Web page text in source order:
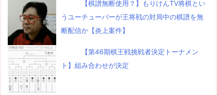
【棋譜無断使用？】もりけんTV将棋とい
うユーチューバーが王将戦の対局中の棋譜を無
断配信か【炎上案件】
【第46期棋王戦挑戦者決定トーナメン
ト】組み合わせが決定